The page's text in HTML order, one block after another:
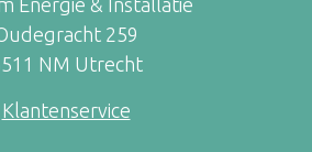
259
NM Utrecht
Klantenservice